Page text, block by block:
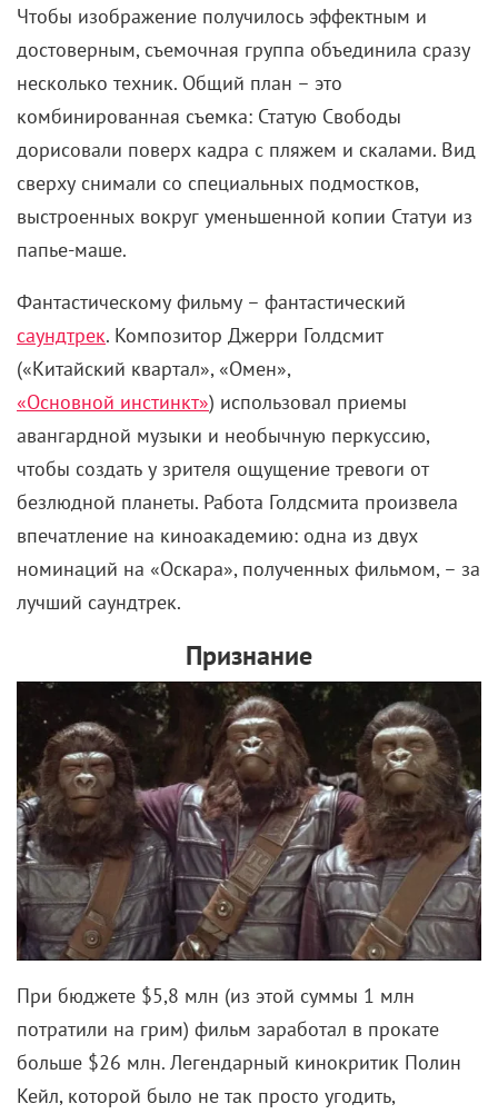
Чтобы изображение получилось эффектным и
достоверным, съемочная группа объединила сразу
несколько техник. Общий план – это
комбинированная съемка: Статую Свободы
дорисовали поверх кадра с пляжем и скалами. Вид
сверху снимали со специальных подмостков,
выстроенных вокруг уменьшенной копии Статуи из
папье-маше.
Фантастическому фильму – фантастический
саундтрек. Композитор Джерри Голдсмит
(«Китайский квартал», «Омен»,
«Основной инстинкт») использовал приемы
авангардной музыки и необычную перкуссию,
чтобы создать у зрителя ощущение тревоги от
безлюдной планеты. Работа Голдсмита произвела
впечатление на киноакадемию: одна из двух
номинаций на «Оскара», полученных фильмом, – за
лучший саундтрек.
Признание
При бюджете $5,8 млн (из этой суммы 1 млн
потратили на грим) фильм заработал в прокате
больше $26 млн. Легендарный кинокритик Полин
Кейл, которой было не так просто угодить,